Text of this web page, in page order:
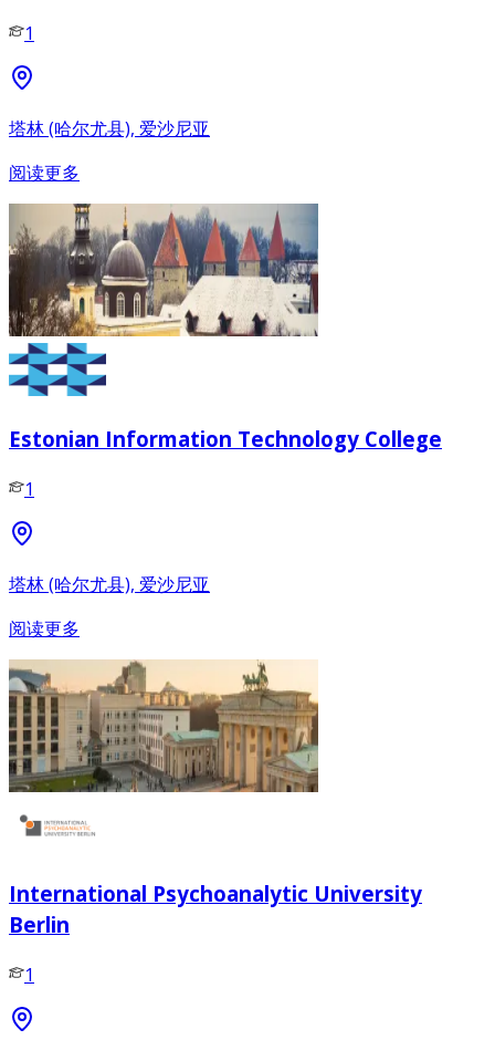
1
塔林 (哈尔尤县), 爱沙尼亚
阅读更多
Estonian Information Technology College
1
塔林 (哈尔尤县), 爱沙尼亚
阅读更多
International Psychoanalytic University
Berlin
1